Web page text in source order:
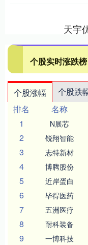
天宇
个股实时涨跌榜
个股涨幅 个股跌
排名
名称
1
N展芯
2 锐翔智能
3 志特新材
4 博腾股份
5 近岸蛋白
6 毕得医药
7 五洲医疗
8 耐科装备
9 一博科技